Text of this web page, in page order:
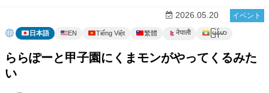
イベント
2026.05.20
日本語 EN Tiếng Việt 繁體 नेपाली မြန်မာ
ららぽーと甲子園にくまモンがやってくるみた
い